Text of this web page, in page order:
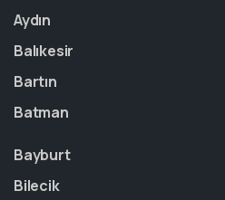
Aydın
Balıkesir
Bartın
Batman
Bayburt
Bilecik